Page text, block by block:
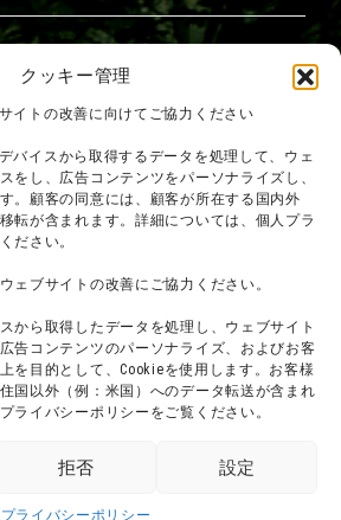
クッキー管理
イトの改善に向けてご協力ください
バイスから取得するデータを処理して、ウェ
をし、広告コンテンツをパーソナライズし、
。顧客の同意には、顧客が所在する国内外
転が含まれます。詳細については、個人プラ
ださい。
ェブサイトの改善にご協力ください。
から取得したデータを処理し、ウェブサイト
告コンテンツのパーソナライズ、およびお客
を目的として、Cookieを使用します。お客様
国以外（例：米国）へのデータ転送が含まれ
ライバシーポリシーをご覧ください。
拒否 設定
プライバシーポリシー
ー
会社概要
スタッフ募集